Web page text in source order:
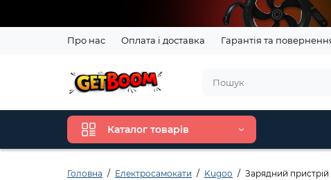
Про нас Оплата і доставка Гарантія та
Каталог товарів
Головна Електросамокати Kugoo Зарядний